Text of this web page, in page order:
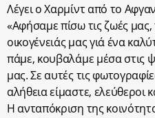
Λέγει ο Χαρμίντ από το
«Αφήσαμε πίσω τις ζωές μας,
οικογένειάς μας γιά ένα
πάμε, κουβαλάμε μέσα στις
μας. Σε αυτές τις
αλήθεια είμαστε, ελεύθεροι
Η ανταπόκριση της